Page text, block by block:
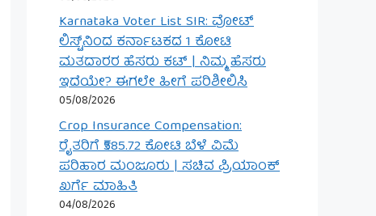
Karnataka Voter List SIR: ವೋಟ್
ಲಿಸ್ಟ್‌ನಿಂದ ಕರ್ನಾಟಕದ 1 ಕೋಟಿ
ಮತದಾರರ ಹೆಸರು ಕಟ್ | ನಿಮ್ಮ ಹೆಸರು
ಇದೆಯೇ? ಈಗಲೇ ಹೀಗೆ ಪರಿಶೀಲಿಸಿ
05/08/2026
Crop Insurance Compensation:
ರೈತರಿಗೆ ₹585.72 ಕೋಟಿ ಬೆಳೆ ವಿಮೆ
ಪರಿಹಾರ ಮಂಜೂರು | ಸಚಿವ ಪ್ರಿಯಾಂಕ್
ಖರ್ಗೆ ಮಾಹಿತಿ
04/08/2026